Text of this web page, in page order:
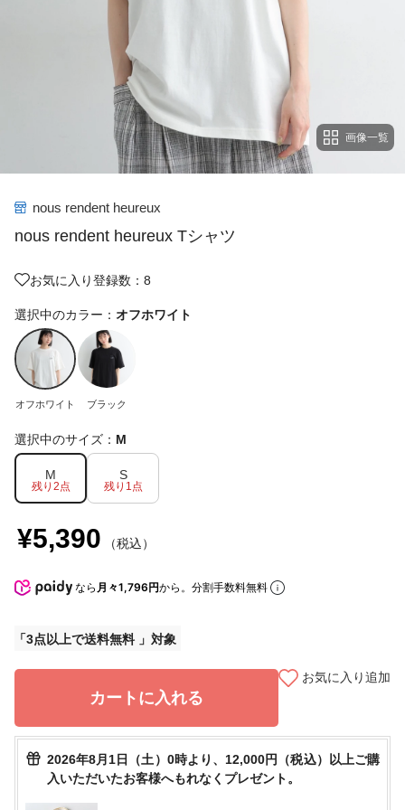
画像一覧
nous rendent heureux
nous rendent heureux Tシャツ
お気に入り登録数：8
選択中のカラー： オフホワイト
オフホワイト ブラック
選択中のサイズ： M
M
残り2点
S
残り1点
¥5,390 （税込）
なら 月々1,796円から。分割手数料無料
3点以上で送料無料
カートに入れる
お気に入り追加
2026年8月1日（土）0時より、12,000円（税込）以上ご購
入いただいたお客様へもれなくプレゼント。